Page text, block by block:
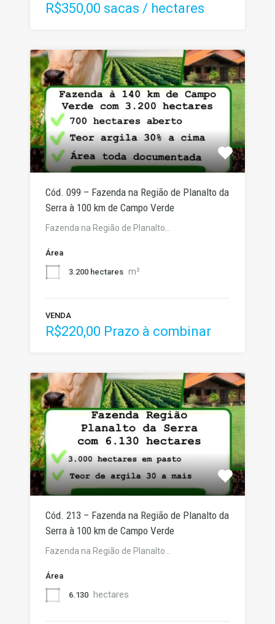
R$350,00 sacas / hectares
Cód. 099 – Fazenda na Região de Planalto da
Serra à 100 km de Campo Verde
Fazenda na Região de Planalto…
Área
3.200 hectares m²
VENDA
R$220,00 Prazo à combinar
Cód. 213 – Fazenda na Região de Planalto da
Serra à 100 km de Campo Verde
Fazenda na Região de Planalto…
Área
6.130 hectares